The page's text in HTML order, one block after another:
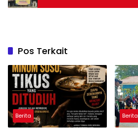
Pos Terkait
Berita Berita